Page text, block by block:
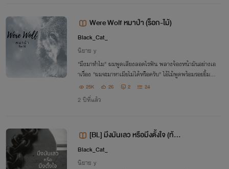
Were Wolf หมาป่า (ร็อก-ไม้)
Black_Cat_
นิยาย y
"มึงมาทำไม" ผมพูดเสียงลอดไรฟัน พลางจ้องหน้ามันอย่างเอ
าเรื่อง "ผมจะมาหาเมียไม่ได้หรือครับ" ไอ้ไม้พูดพร้อมรอยยิ้มเย้
ยหยัน25K 26 2 24
2 ปีที่แล้ว
[BL] มึงมันเลว หรือมึงตั้งใจ (ท้อ
ง)
Black_Cat_
นิยาย y